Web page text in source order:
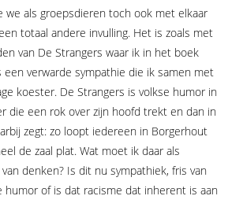
we als groepsdieren toch ook met elkaar
totaal andere invulling. Het is zoals met
van De Strangers waar ik in het boek
een verwarde sympathie die ik samen met
koester. De Strangers is volkse humor in
die een rok over zijn hoofd trekt en dan in
zegt: zo loopt iedereen in Borgerhout
de zaal plat. Wat moet ik daar als
denken? Is dit nu sympathiek, fris van
humor of is dat racisme dat inherent is aan